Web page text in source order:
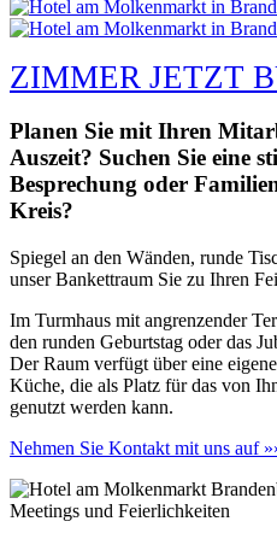
ZIMMER JETZT
Planen Sie mit Ihren
Auszeit? Suchen Sie eine
Besprechung oder
Kreis?
Spiegel an den Wänden, runde
unser Bankettraum Sie zu Ihren
Im Turmhaus mit angrenzender
den runden Geburtstag oder das
Der Raum verfügt über eine
Küche, die als Platz für das von
genutzt werden kann.
Nehmen Sie Kontakt mit uns auf